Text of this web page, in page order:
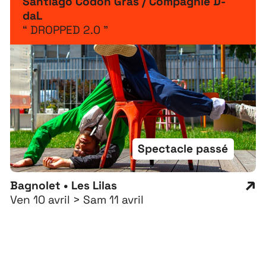
Bagnolet • Les Lilas
Ven 10 avril > Sam 11 avril
Spectacle passé
daL
“ DROPPED 2.0 ”